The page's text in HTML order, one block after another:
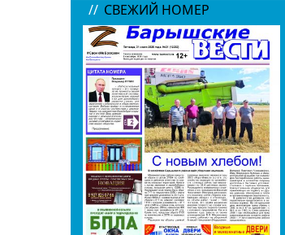
// СВЕЖИЙ НОМЕР